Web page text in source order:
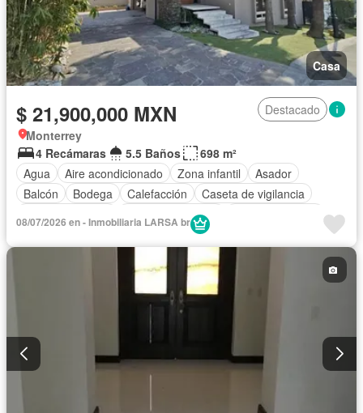
Casa
$ 21,900,000 MXN
Destacado
Monterrey
4 Recámaras
5.5 Baños
698 m²
Agua
Aire acondicionado Zona infantil
Asador
Balcón
Bodega Calefacción
Caseta de vigilancia
Cuarto de servicio
08/07/2026 en - Inmobiliaria LARSA br